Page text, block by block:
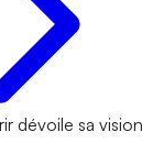
dévoile sa